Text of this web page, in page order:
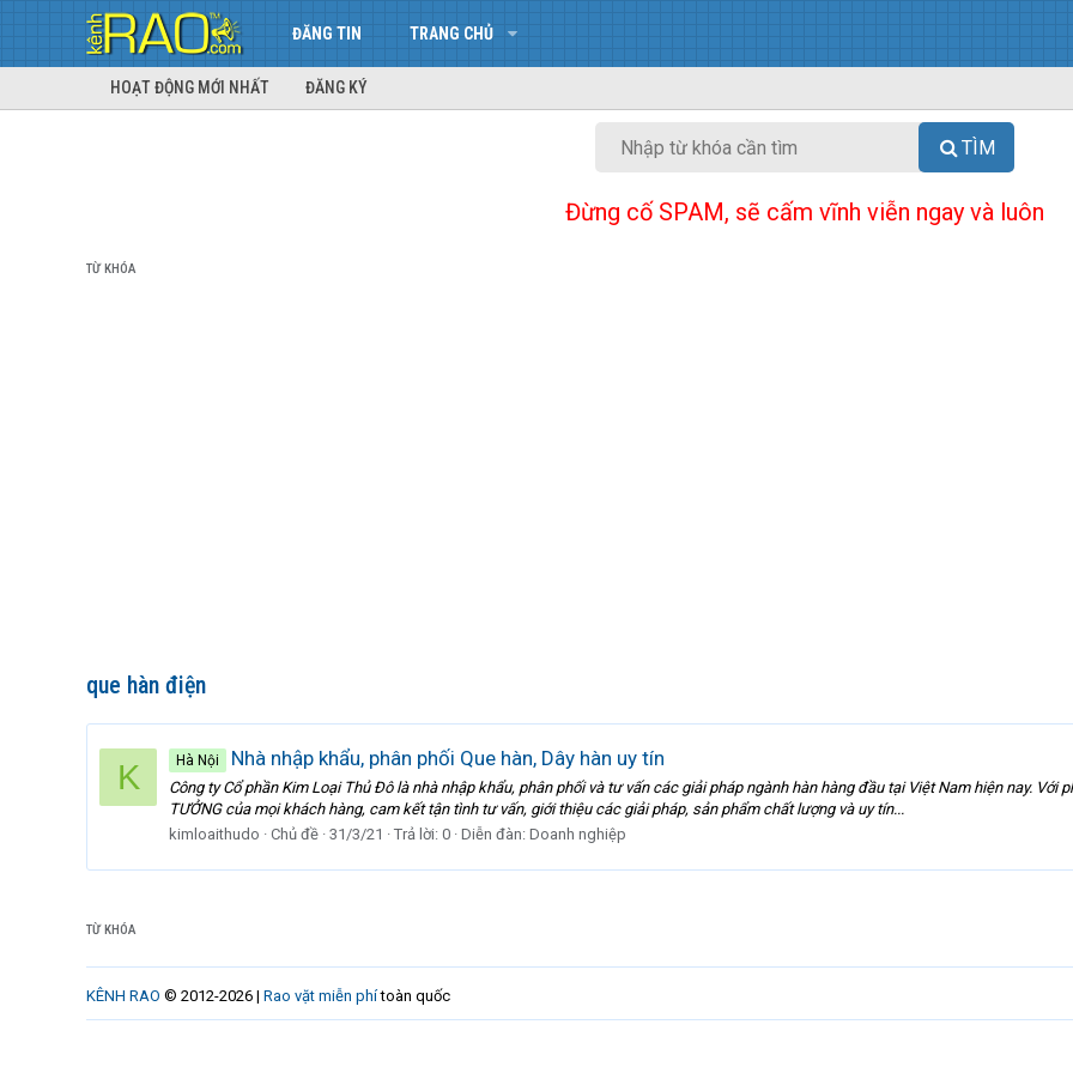
ĐĂNG TIN TRANG CHỦ
HOẠT ĐỘNG MỚI NHẤT ĐĂNG KÝ
TÌM
Đừng cố SPAM, sẽ cấm vĩnh viễn ngay và luôn
TỪ KHÓA
que hàn điện
K Hà Nội Nhà nhập khẩu, phân phối Que hàn, Dây hàn uy tín
Công ty Cổ phần Kim Loại Thủ Đô là nhà nhập khẩu, phân phối và tư vấn các giải pháp ngành hàn hàng đầu tại Việt Nam hiện nay. Với
TƯỞNG của mọi khách hàng, cam kết tận tình tư vấn, giới thiệu các giải pháp, sản phẩm chất lượng và uy tín...
kimloaithudo
Chủ đề 31/3/21 Trả lời: 0 Diễn đàn: Doanh nghiệp
TỪ KHÓA
KÊNH RAO © 2012-2026 | Rao vặt miễn phítoàn quốc